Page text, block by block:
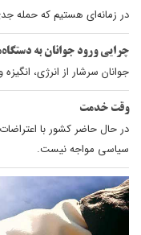
در زمانه‌ای هستیم که حمله
چرایی ورود جوانان به
جوانان سرشار از انرژی،
وقت خدمت
در حال حاضر کشور با
سیاسی مواجه نیست.